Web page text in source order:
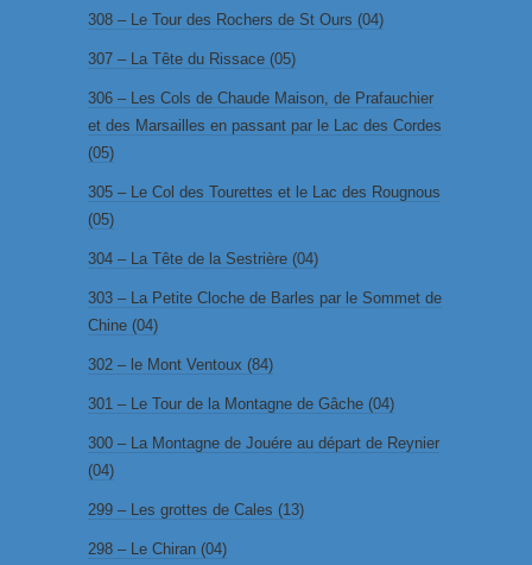
308 – Le Tour des Rochers de St Ours (04)
307 – La Tête du Rissace (05)
306 – Les Cols de Chaude Maison, de Prafauchier
et des Marsailles en passant par le Lac des Cordes
(05)
305 – Le Col des Tourettes et le Lac des Rougnous
(05)
304 – La Tête de la Sestrière (04)
303 – La Petite Cloche de Barles par le Sommet de
Chine (04)
302 – le Mont Ventoux (84)
301 – Le Tour de la Montagne de Gâche (04)
300 – La Montagne de Jouére au départ de Reynier
(04)
299 – Les grottes de Cales (13)
298 – Le Chiran (04)